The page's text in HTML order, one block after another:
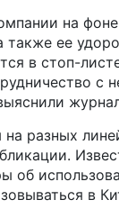
на
также ее
в стоп-
с
разных
об
в